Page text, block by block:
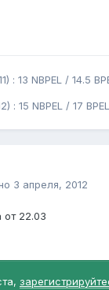
: 13 NBPEL / 14.5
: 15 NBPEL / 17
3 апреля, 2012
от 22.03